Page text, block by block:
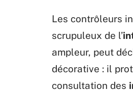
Les contrôleurs
scrupuleux de l’
ampleur, peut
décorative : il
consultation des